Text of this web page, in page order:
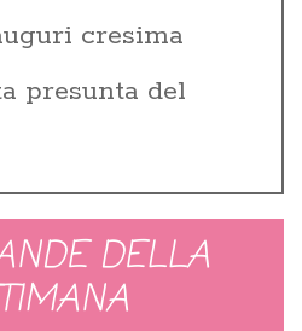
cresima
presunta del
DELLA